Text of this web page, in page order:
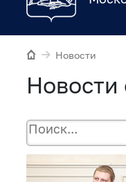
Новости
Новости